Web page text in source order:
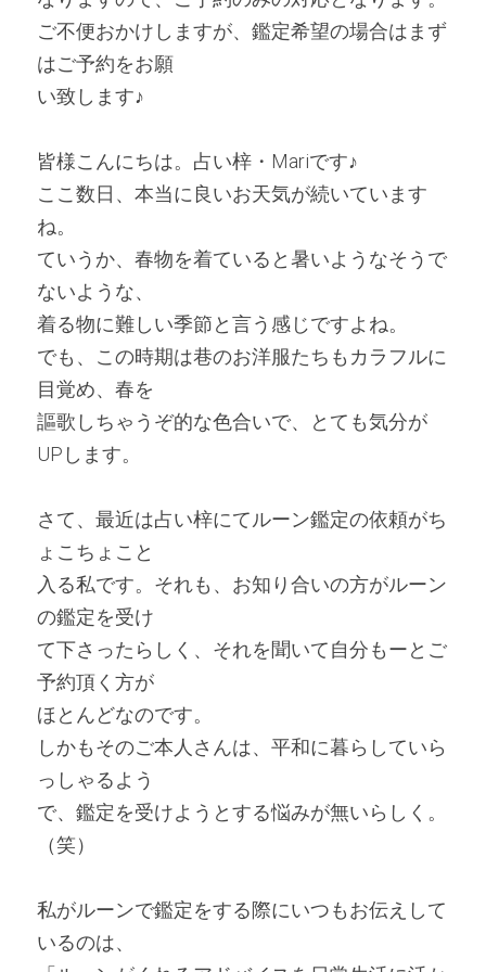
ご不便おかけしますが、鑑定希望の場合はまず
はご予約をお願
い致します♪
皆様こんにちは。占い梓・Mariです♪
ここ数日、本当に良いお天気が続いています
ね。
ていうか、春物を着ていると暑いようなそうで
ないような、
着る物に難しい季節と言う感じですよね。
でも、この時期は巷のお洋服たちもカラフルに
目覚め、春を
謳歌しちゃうぞ的な色合いで、とても気分が
UPします。
さて、最近は占い梓にてルーン鑑定の依頼がち
ょこちょこと
入る私です。それも、お知り合いの方がルーン
の鑑定を受け
て下さったらしく、それを聞いて自分もーとご
予約頂く方が
ほとんどなのです。
しかもそのご本人さんは、平和に暮らしていら
っしゃるよう
で、鑑定を受けようとする悩みが無いらしく。
（笑）
私がルーンで鑑定をする際にいつもお伝えして
いるのは、